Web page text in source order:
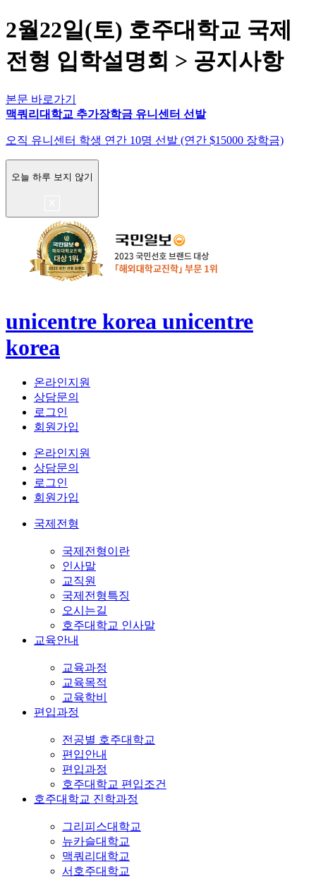
2월22일(토) 호주대학교 국제
전형 입학설명회 > 공지사항
본문 바로가기
맥쿼리대학교 추가장학금 유니센터 선발
오직 유니센터 학생 연간 10명 선발 (연간 $15000 장학금)
오늘 하루 보지 않기
unicentre korea unicentre
korea
온라인지원
상담문의
로그인
회원가입
온라인지원
상담문의
로그인
회원가입
국제전형
국제전형이란
인사말
교직원
국제전형특징
오시는길
호주대학교 인사말
교육안내
교육과정
교육목적
교육학비
편입과정
전공별 호주대학교
편입안내
편입과정
호주대학교 편입조건
호주대학교 진학과정
그리피스대학교
뉴카슬대학교
맥쿼리대학교
서호주대학교